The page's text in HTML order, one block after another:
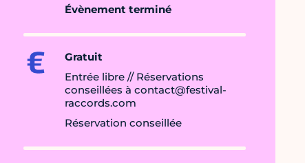
Évènement terminé
Gratuit
Entrée libre // Réservations
conseillées à contact@festival-
raccords.com
Réservation conseillée